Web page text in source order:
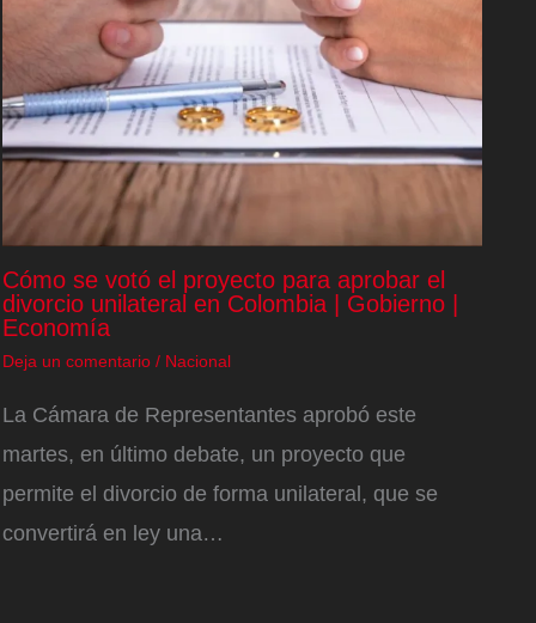
Cómo se votó el proyecto para aprobar el
divorcio unilateral en Colombia | Gobierno |
Economía
Deja un comentario / Nacional
La Cámara de Representantes aprobó este
martes, en último debate, un proyecto que
permite el divorcio de forma unilateral, que se
convertirá en ley una…